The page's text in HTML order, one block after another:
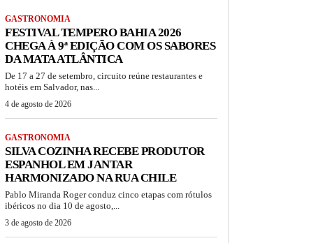
GASTRONOMIA
FESTIVAL TEMPERO BAHIA 2026
CHEGA À 9ª EDIÇÃO COM OS SABORES
DA MATA ATLÂNTICA
De 17 a 27 de setembro, circuito reúne restaurantes e
hotéis em Salvador, nas...
4 de agosto de 2026
GASTRONOMIA
SILVA COZINHA RECEBE PRODUTOR
ESPANHOL EM JANTAR
HARMONIZADO NA RUA CHILE
Pablo Miranda Roger conduz cinco etapas com rótulos
ibéricos no dia 10 de agosto,...
3 de agosto de 2026